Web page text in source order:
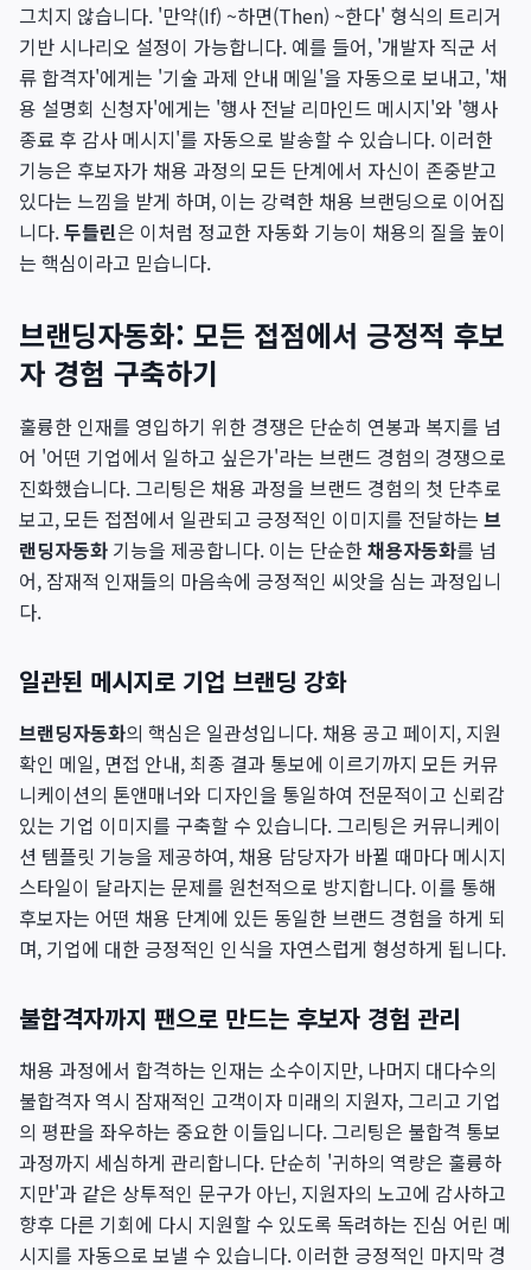
그치지 않습니다. '만약(If) ~하면(Then) ~한다' 형식의 트리거
기반 시나리오 설정이 가능합니다. 예를 들어, '개발자 직군 서
류 합격자'에게는 '기술 과제 안내 메일'을 자동으로 보내고, '채
용 설명회 신청자'에게는 '행사 전날 리마인드 메시지'와 '행사
종료 후 감사 메시지'를 자동으로 발송할 수 있습니다. 이러한
기능은 후보자가 채용 과정의 모든 단계에서 자신이 존중받고
있다는 느낌을 받게 하며, 이는 강력한 채용 브랜딩으로 이어집
니다.두들린은 이처럼 정교한 자동화 기능이 채용의 질을 높이
는 핵심이라고 믿습니다.
브랜딩자동화: 모든 접점에서 긍정적 후보
자 경험 구축하기
훌륭한 인재를 영입하기 위한 경쟁은 단순히 연봉과 복지를 넘
어 '어떤 기업에서 일하고 싶은가'라는 브랜드 경험의 경쟁으로
진화했습니다. 그리팅은 채용 과정을 브랜드 경험의 첫 단추로
보고, 모든 접점에서 일관되고 긍정적인 이미지를 전달하는 브
랜딩자동화 기능을 제공합니다. 이는 단순한채용자동화를 넘
어, 잠재적 인재들의 마음속에 긍정적인 씨앗을 심는 과정입니
다.
일관된 메시지로 기업 브랜딩 강화
브랜딩자동화의 핵심은 일관성입니다. 채용 공고 페이지, 지원
확인 메일, 면접 안내, 최종 결과 통보에 이르기까지 모든 커뮤
니케이션의 톤앤매너와 디자인을 통일하여 전문적이고 신뢰감
있는 기업 이미지를 구축할 수 있습니다. 그리팅은 커뮤니케이
션 템플릿 기능을 제공하여, 채용 담당자가 바뀔 때마다 메시지
스타일이 달라지는 문제를 원천적으로 방지합니다. 이를 통해
후보자는 어떤 채용 단계에 있든 동일한 브랜드 경험을 하게 되
며, 기업에 대한 긍정적인 인식을 자연스럽게 형성하게 됩니다.
불합격자까지 팬으로 만드는 후보자 경험 관리
채용 과정에서 합격하는 인재는 소수이지만, 나머지 대다수의
불합격자 역시 잠재적인 고객이자 미래의 지원자, 그리고 기업
의 평판을 좌우하는 중요한 이들입니다. 그리팅은 불합격 통보
과정까지 세심하게 관리합니다. 단순히 '귀하의 역량은 훌륭하
지만'과 같은 상투적인 문구가 아닌, 지원자의 노고에 감사하고
향후 다른 기회에 다시 지원할 수 있도록 독려하는 진심 어린 메
시지를 자동으로 보낼 수 있습니다. 이러한 긍정적인 마지막 경